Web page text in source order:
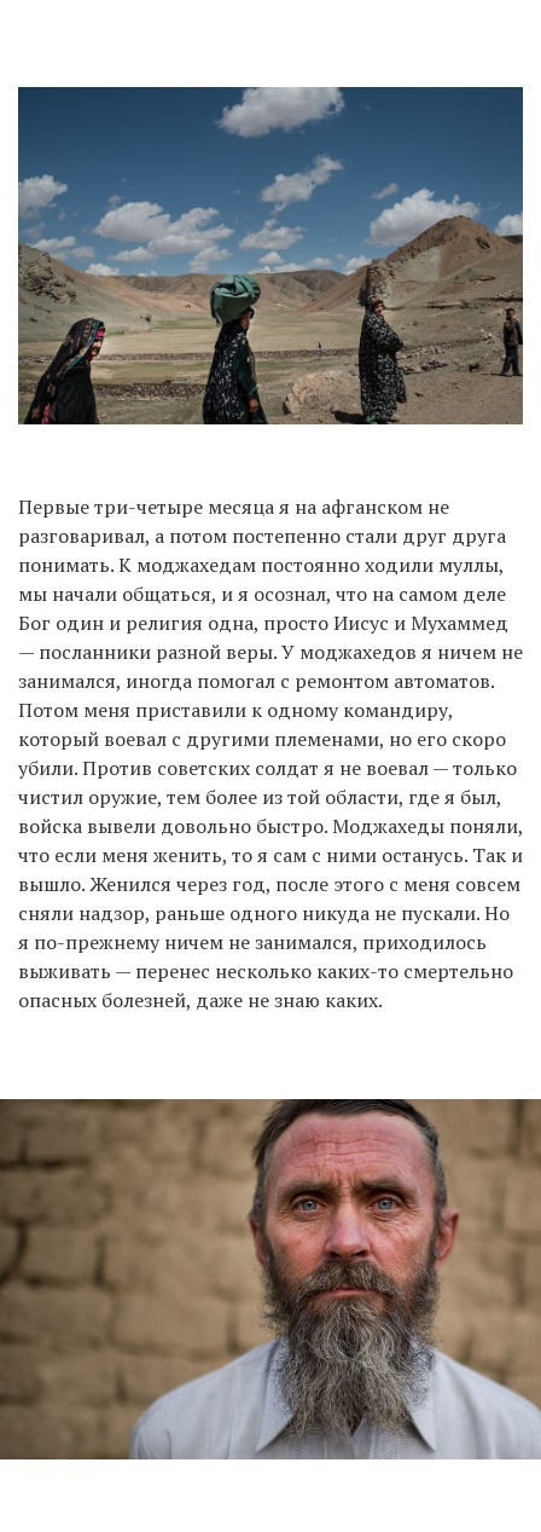
Первые три-четыре месяца я на афганском не
разговаривал, а потом постепенно стали друг друга
понимать. К моджахедам постоянно ходили муллы,
мы начали общаться, и я осознал, что на самом деле
Бог один и религия одна, просто Иисус и Мухаммед
— посланники разной веры. У моджахедов я ничем не
занимался, иногда помогал с ремонтом автоматов.
Потом меня приставили к одному командиру,
который воевал с другими племенами, но его скоро
убили. Против советских солдат я не воевал — только
чистил оружие, тем более из той области, где я был,
войска вывели довольно быстро. Моджахеды поняли,
что если меня женить, то я сам с ними останусь. Так и
вышло. Женился через год, после этого с меня совсем
сняли надзор, раньше одного никуда не пускали. Но
я по-прежнему ничем не занимался, приходилось
выживать — перенес несколько каких-то смертельно
опасных болезней, даже не знаю каких.